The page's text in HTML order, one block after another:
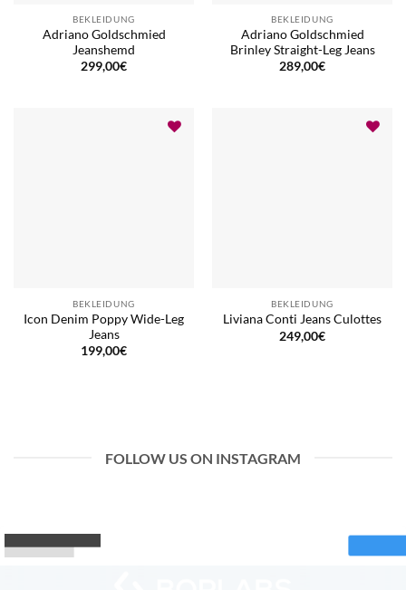
BEKLEIDUNG
Adriano Goldschmied
Jeanshemd
299,00€
BEKLEIDUNG
Adriano Goldschmied
Brinley Straight-Leg Jeans
289,00€
BEKLEIDUNG
Icon Denim Poppy Wide-Leg
Jeans
199,00€
BEKLEIDUNG
Liviana Conti Jeans Culottes
249,00€
FOLLOW US ON INSTAGRAM